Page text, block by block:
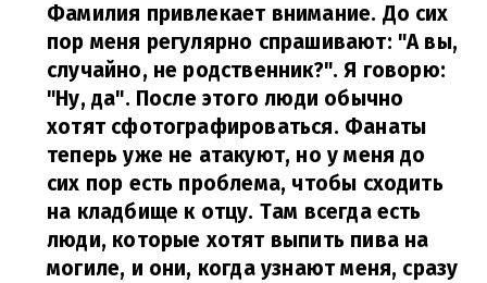
Фамилия привлекает внимание. До сих
пор меня регулярно спрашивают: "А вы,
случайно, не родственник?". Я говорю:
"Ну, да". После этого люди обычно
хотят сфотографироваться. Фанаты
теперь уже не атакуют, но у меня до
сих пор есть проблема, чтобы сходить
на кладбище к отцу. Там всегда есть
люди, которые хотят выпить пива на
могиле, и они, когда узнают меня, сразу